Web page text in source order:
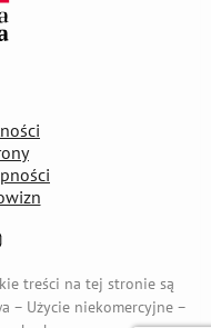
w nowej karcie
się w nowej karcie
się w nowej karcie
się w nowej karcie
treści na tej stronie są
– Użycie niekomercyjne –